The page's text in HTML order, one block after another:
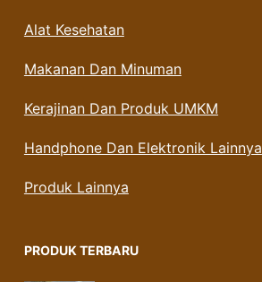
Alat Kesehatan
Makanan Dan Minuman
Kerajinan Dan Produk UMKM
Handphone Dan Elektronik Lainnya
Produk Lainnya
PRODUK TERBARU